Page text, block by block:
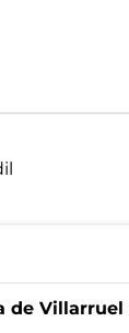
Villarruel